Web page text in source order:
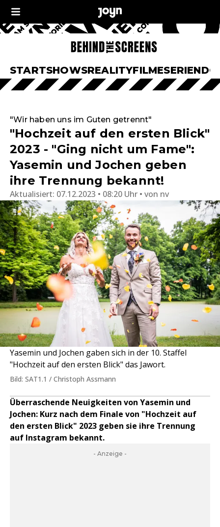
STARTSHOWSREALITYFILMESERIEN
"Wir haben uns im Guten getrennt"
"Hochzeit auf den ersten Blick"
2023 - "Ging nicht um Fame":
Yasemin und Jochen geben
ihre Trennung bekannt!
Aktualisiert: 07.12.2023 • 08:20 Uhr von nv
Yasemin und Jochen gaben sich in der 10. Staffel
"Hochzeit auf den ersten Blick" das Jawort.
Bild: SAT1.1 / Christoph Assmann
Überraschende Neuigkeiten von Yasemin und
Jochen: Kurz nach dem Finale von "Hochzeit auf
den ersten Blick" 2023 geben sie ihre Trennung
auf Instagram bekannt.
- Anzeige -